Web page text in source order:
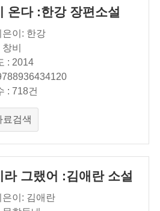
온다 :한강 장편소설
은이: 한강
비
: 2014
: 718건
료검색
라 그랬어 :김애란 소설
은이: 김애란